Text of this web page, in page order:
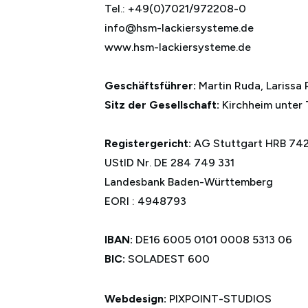
Tel.: +49(0)7021/972208-0
info@hsm-lackiersysteme.de
www.hsm-lackiersysteme.de
Geschäftsführer: Martin Ruda, Larissa
Sitz der Gesellschaft: Kirchheim unter
Registergericht: AG Stuttgart HRB
UStID Nr. DE 284 749 331
Landesbank Baden-Württemberg
EORI : 4948793
IBAN: DE16 6005 0101 0008 5313 06
BIC: SOLADEST 600
Webdesign: PIXPOINT-STUDIOS